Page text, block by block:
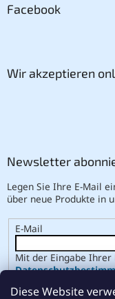
Diese Website
Facebook
Wir akzeptieren
Newsletter
Legen Sie Ihre E-Mail
über neue Produkte in
E-Mail
Mit der Eingabe Ihrer